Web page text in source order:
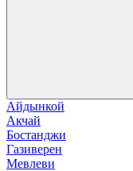
Айдынкой
Акчай
Бостанджи
Газиверен
Мевлеви